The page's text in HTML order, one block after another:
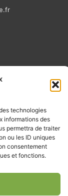
technologies
informations des
permettra de traiter
ou les ID uniques
consentement
et fonctions.
adhérents, les
de stages et